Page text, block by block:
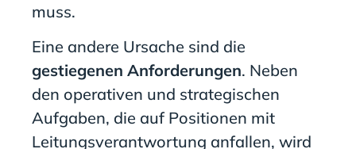
muss.
Eine andere Ursache sind die
gestiegenen Anforderungen. Neben
den operativen und strategischen
Aufgaben, die auf Positionen mit
Leitungsverantwortung anfallen, wird